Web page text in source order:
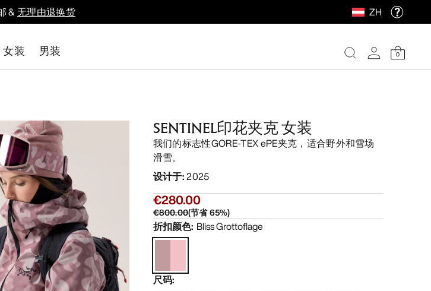
&无理由退换货 ZH
女装 男装 0
SENTINEL印花夹克 女装
我们的标志性GORE-TEX ePE夹克，适合野外和雪场
滑雪。
设计于:2025
€280.00
€800.00(节省65%)
折扣颜色: Bliss Grottoflage
尺码: